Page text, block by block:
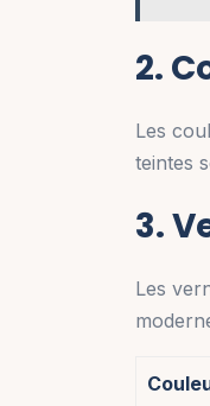
2.
Les
teintes
3.
Les